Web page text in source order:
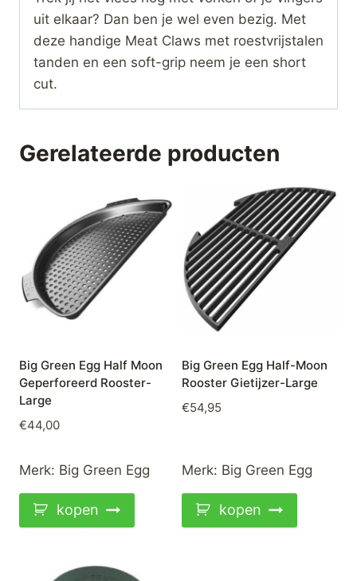
uit elkaar? Dan ben je wel even bezig. Met
deze handige Meat Claws met roestvrijstalen
tanden en een soft-grip neem je een short
cut.
Gerelateerde producten
Big Green Egg Half Moon
Geperforeerd Rooster-
Large
€44,00
Merk: Big Green Egg
kopen
Big Green Egg Half-Moon
Rooster Gietijzer-Large
€54,95
Merk: Big Green Egg
kopen